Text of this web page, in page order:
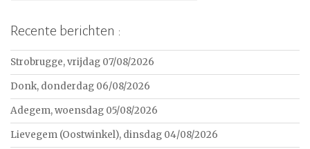
Recente berichten :
Strobrugge, vrijdag 07/08/2026
Donk, donderdag 06/08/2026
Adegem, woensdag 05/08/2026
Lievegem (Oostwinkel), dinsdag 04/08/2026